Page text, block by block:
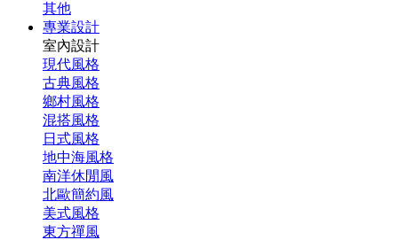
其他
專業設計
室內設計
現代風格
古典風格
鄉村風格
混搭風格
日式風格
地中海風格
南洋休閒風
北歐簡約風
美式風格
東方禪風